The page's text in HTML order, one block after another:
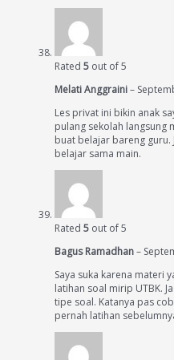
Rated 5 out of 5
Melati Anggraini–
Les privat ini bikin anak
pulang sekolah langsung
buat belajar bareng guru.
belajar sama main.
Rated 5 out of 5
Bagus Ramadhan–
Saya suka karena materi
latihan soal mirip UTBK.
tipe soal. Katanya pas
pernah latihan